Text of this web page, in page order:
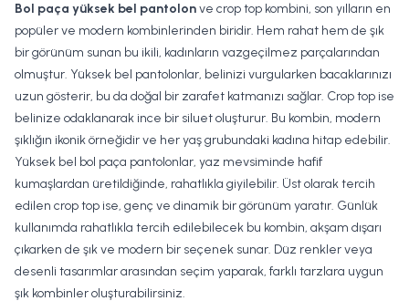
Bol paça yüksek bel pantolonve crop top kombini, son yılların en
popüler ve modern kombinlerinden biridir. Hem rahat hem de şık
bir görünüm sunan bu ikili, kadınların vazgeçilmez parçalarından
olmuştur. Yüksek bel pantolonlar, belinizi vurgularken bacaklarınızı
uzun gösterir, bu da doğal bir zarafet katmanızı sağlar. Crop top ise
belinize odaklanarak ince bir siluet oluşturur. Bu kombin, modern
şıklığın ikonik örneğidir ve her yaş grubundaki kadına hitap edebilir.
Yüksek bel bol paça pantolonlar, yaz mevsiminde hafif
kumaşlardan üretildiğinde, rahatlıkla giyilebilir. Üst olarak tercih
edilen crop top ise, genç ve dinamik bir görünüm yaratır. Günlük
kullanımda rahatlıkla tercih edilebilecek bu kombin, akşam dışarı
çıkarken de şık ve modern bir seçenek sunar. Düz renkler veya
desenli tasarımlar arasından seçim yaparak, farklı tarzlara uygun
şık kombinler oluşturabilirsiniz.